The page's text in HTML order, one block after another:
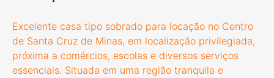
Excelente casa tipo sobrado para locação no Centro
de Santa Cruz de Minas, em localização privilegiada,
próxima a comércios, escolas e diversos serviços
essenciais. Situada em uma região tranquila e